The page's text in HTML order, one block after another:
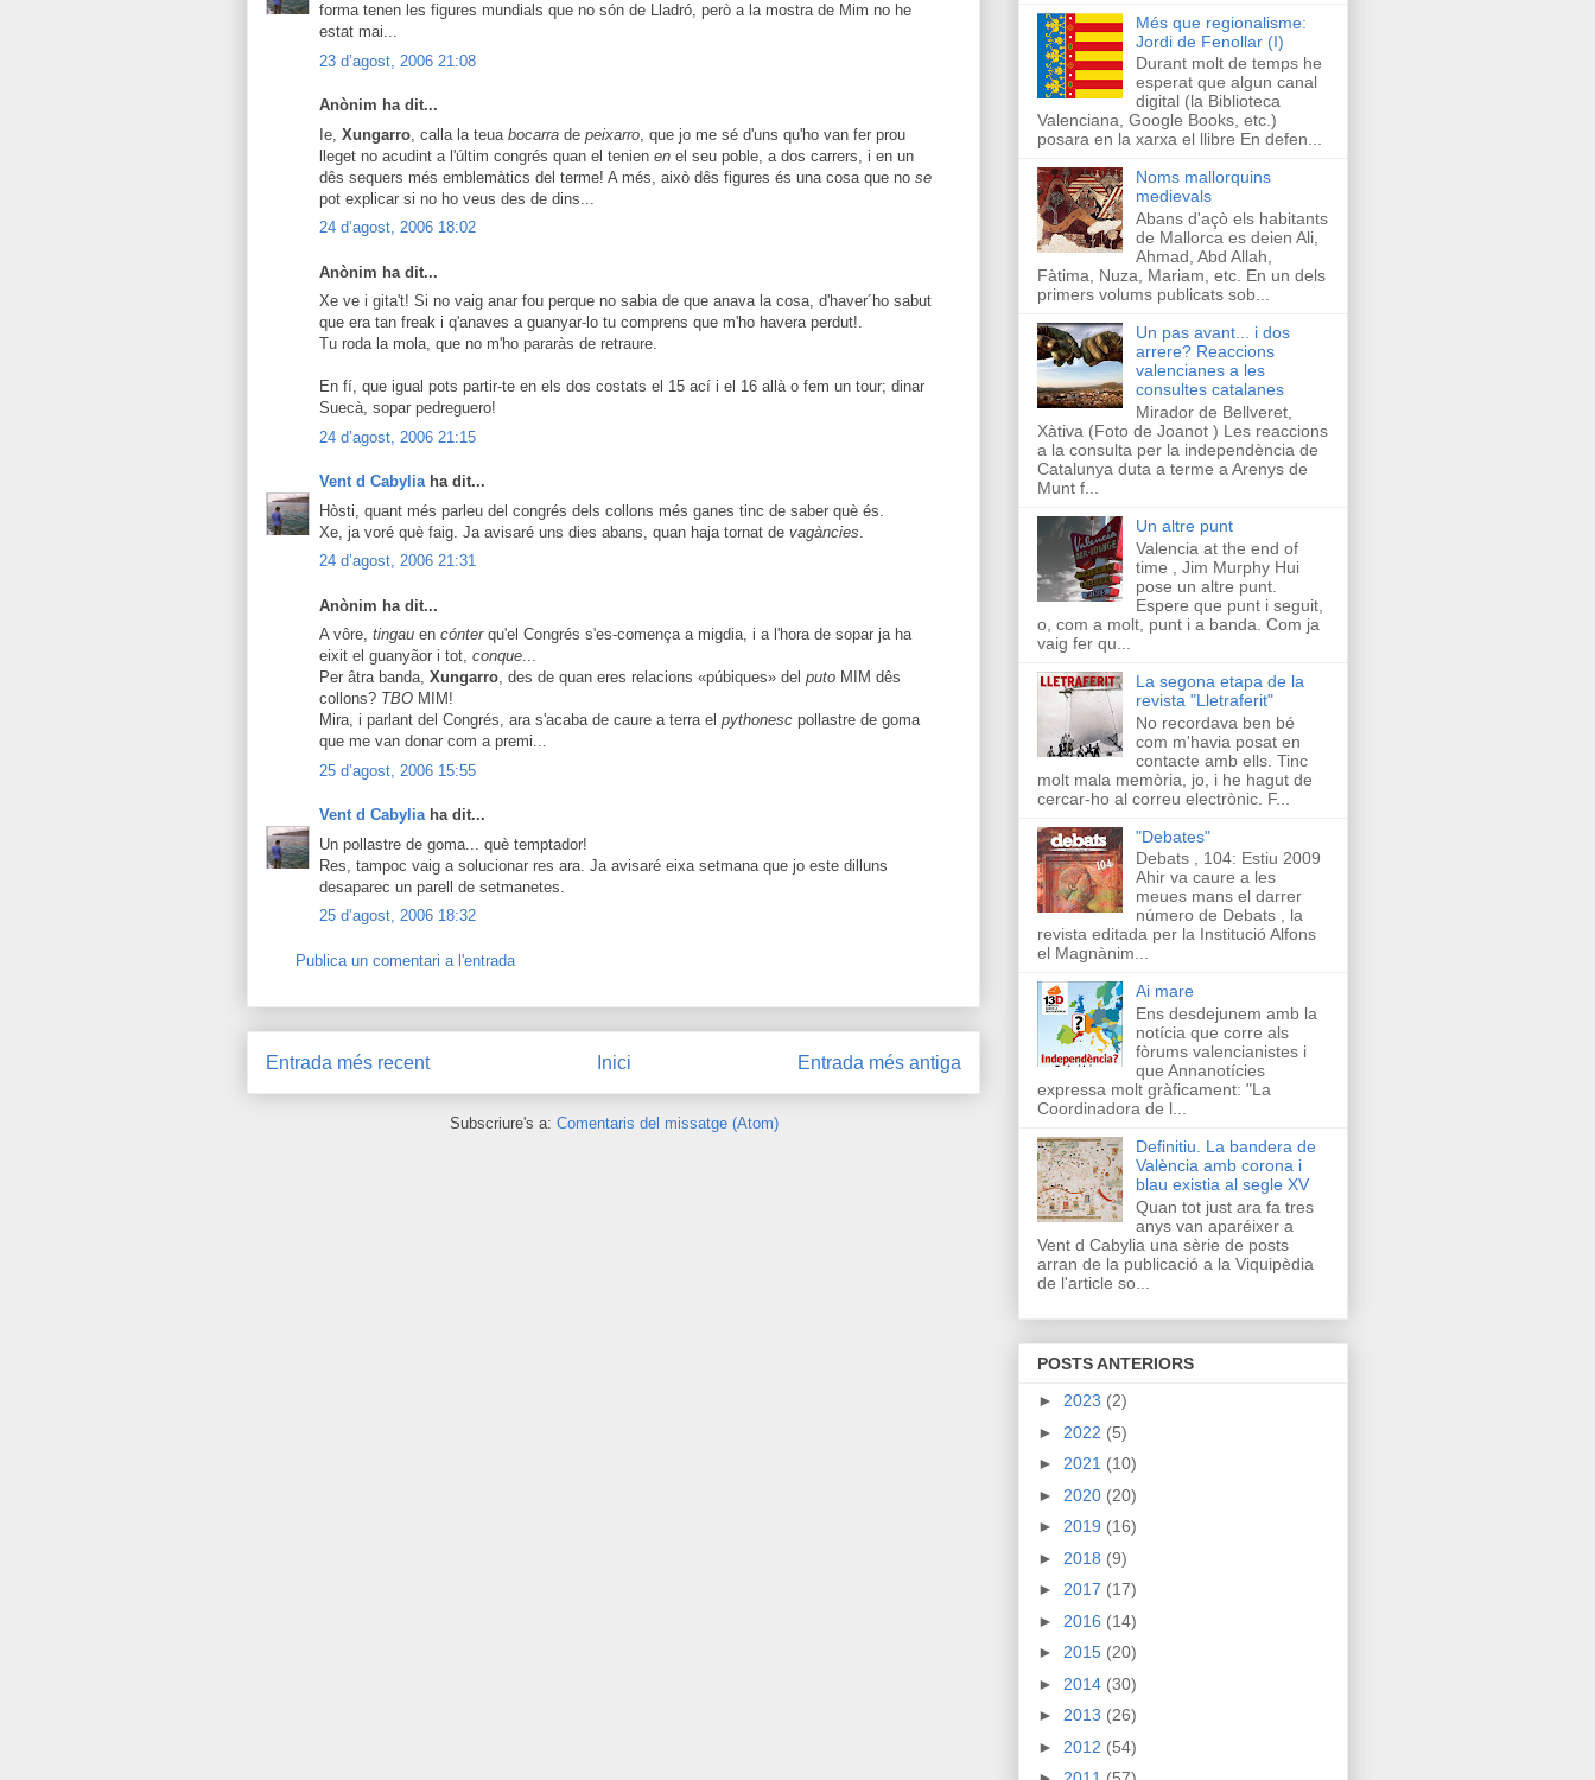
forma tenen les figures mundials que no són de Lladró, però a la mostra de Mim no he
estat mai...
23 d’agost, 2006 21:08
Anònim ha dit...
Ie, Xungarro , calla la teua bocarra de peixarro , que jo me sé d'uns qu'ho van fer prou
lleget no acudint a l'últim congrés quan el tenien en el seu poble, a dos carrers, i en un
dês sequers més emblemàtics del terme! A més, això dês figures és una cosa que no se
pot explicar si no ho veus des de dins...
24 d’agost, 2006 18:02
Anònim ha dit...
Xe ve i gita't! Si no vaig anar fou perque no sabia de que anava la cosa, d'haver´ho sabut
que era tan freak i q'anaves a guanyar-lo tu comprens que m'ho havera perdut!.
Tu roda la mola, que no m'ho pararàs de retraure.
En fí, que igual pots partir-te en els dos costats el 15 ací i el 16 allà o fem un tour; dinar
Suecà, sopar pedreguero!
24 d’agost, 2006 21:15
Vent d Cabyliaha dit...
Hòsti, quant més parleu del congrés dels collons més ganes tinc de saber què és.
Xe, ja voré què faig. Ja avisaré uns dies abans, quan haja tornat de vagàncies
24 d’agost, 2006 21:31
Anònim ha dit...
A vôre, tingau en cónterqu'el Congrés s'es-comença a migdia, i a l'hora de sopar ja ha
eixit el guanyãor i tot, conque...
Per âtra banda, Xungarro, des de quan eres relacions «púbiques» del puto MIM dês
collons? TBO MIM!
Mira, i parlant del Congrés, ara s'acaba de caure a terra el pythonesc pollastre de goma
que me van donar com a premi...
25 d’agost, 2006 15:55
Vent d Cabyliaha dit...
Un pollastre de goma... què temptador!
Res, tampoc vaig a solucionar res ara. Ja avisaré eixa setmana que jo este dilluns
desaparec un parell de setmanetes.
25 d’agost, 2006 18:32
Publica un comentari a l'entrada
Entrada més recent Entrada més antiga
Inici
Subscriure's a: Comentaris del missatge (Atom)
Més que regionalisme:
Jordi de Fenollar (I)
Durant molt de temps he
esperat que algun canal
digital (la Biblioteca
Valenciana, Google Books, etc.)
posara en la xarxa el llibre En defen...
Noms mallorquins
medievals
Abans d'açò els habitants
de Mallorca es deien Ali,
Ahmad, Abd Allah,
Fàtima, Nuza, Mariam, etc. En un dels
primers volums publicats sob...
Un pas avant... i dos
arrere? Reaccions
valencianes a les
consultes catalanes
Mirador de Bellveret,
Xàtiva (Foto de Joanot ) Les reaccions
a la consulta per la independència de
Catalunya duta a terme a Arenys de
Munt f...
Un altre punt
Valencia at the end of
time , Jim Murphy Hui
pose un altre punt.
Espere que punt i seguit,
o, com a molt, punt i a banda. Com ja
vaig fer qu...
La segona etapa de la
revista "Lletraferit"
No recordava ben bé
com m'havia posat en
contacte amb ells. Tinc
molt mala memòria, jo, i he hagut de
cercar-ho al correu electrònic. F...
"Debates"
Debats , 104: Estiu 2009
Ahir va caure a les
meues mans el darrer
número de Debats , la
revista editada per la Institució Alfons
el Magnànim...
Ai mare
Ens desdejunem amb la
notícia que corre als
fòrums valencianistes i
que Annanotícies
expressa molt gràficament: "La
Coordinadora de l...
Definitiu. La bandera de
València amb corona i
blau existia al segle XV
Quan tot just ara fa tres
anys van aparéixer a
Vent d Cabylia una sèrie de posts
arran de la publicació a la Viquipèdia
de l'article so...
POSTS ANTERIORS
► 2023 (2)
► 2022 (5)
► 2021 (10)
► 2020 (20)
► 2019 (16)
► 2018 (9)
► 2017 (17)
► 2016 (14)
► 2015 (20)
► 2014 (30)
► 2013 (26)
► 2012 (54)